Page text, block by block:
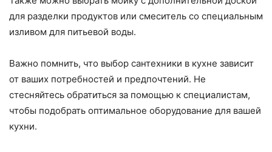
для разделки продуктов или смеситель со специальным
изливом для питьевой воды.
Важно помнить, что выбор сантехники в кухне зависит
от ваших потребностей и предпочтений. Не
стесняйтесь обратиться за помощью к специалистам,
чтобы подобрать оптимальное оборудование для вашей
кухни.